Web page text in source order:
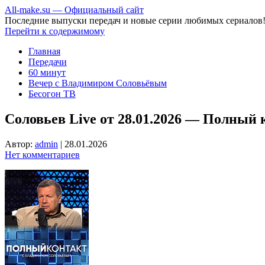
All-make.su — Официальный сайт
Последние выпуски передач и новые серии любимых сериалов!
Перейти к содержимому
Главная
Передачи
60 минут
Вечер с Владимиром Соловьёвым
Бесогон ТВ
Соловьев Live от 28.01.2026 — Полный
Автор: admin | 28.01.2026
Нет комментариев